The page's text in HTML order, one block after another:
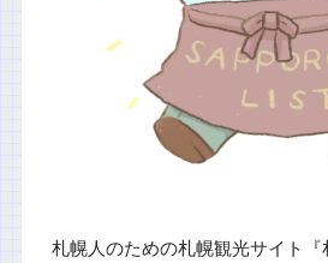
札幌人のための札幌観光サイト『